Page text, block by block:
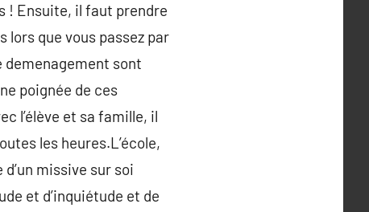
! Ensuite, il faut prendre
lors que vous passez par
demenagement sont
poignée de ces
l’élève et sa famille, il
les heures.L’école,
missive sur soi
et d’inquiétude et de